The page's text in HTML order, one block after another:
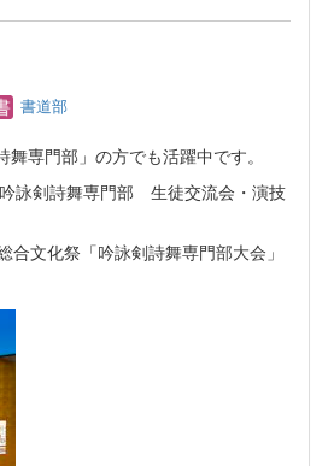
書道部
専門部」の方でも活躍中です。
詠剣詩舞専門部 生徒交流会・演技
合文化祭「吟詠剣詩舞専門部大会」